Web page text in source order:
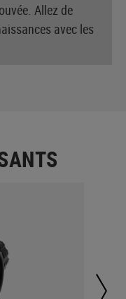
Allez de
avec les